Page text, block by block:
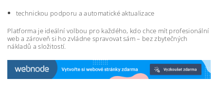
technickou podporu a automatické aktualizace
Platforma je ideální volbou pro každého, kdo chce mít profesionální
web a zároveň si ho zvládne spravovat sám – bez zbytečných
nákladů a složitostí.